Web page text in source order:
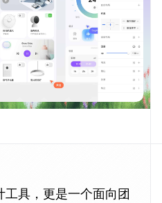
工具，更是一个面向团